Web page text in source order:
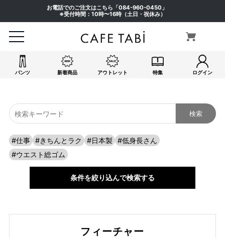
お電話でのご注文はこちら「084-960-0450 」
※受付時間：10時〜16時（土日・祝休み）
パンツ 新着商品 アウトレット 特集 ログイン
#仕事 #きちんとラク #日本製
#低身長さん
#ウエスト総ゴム
条件を絞り込んで検索する
フィーチャー